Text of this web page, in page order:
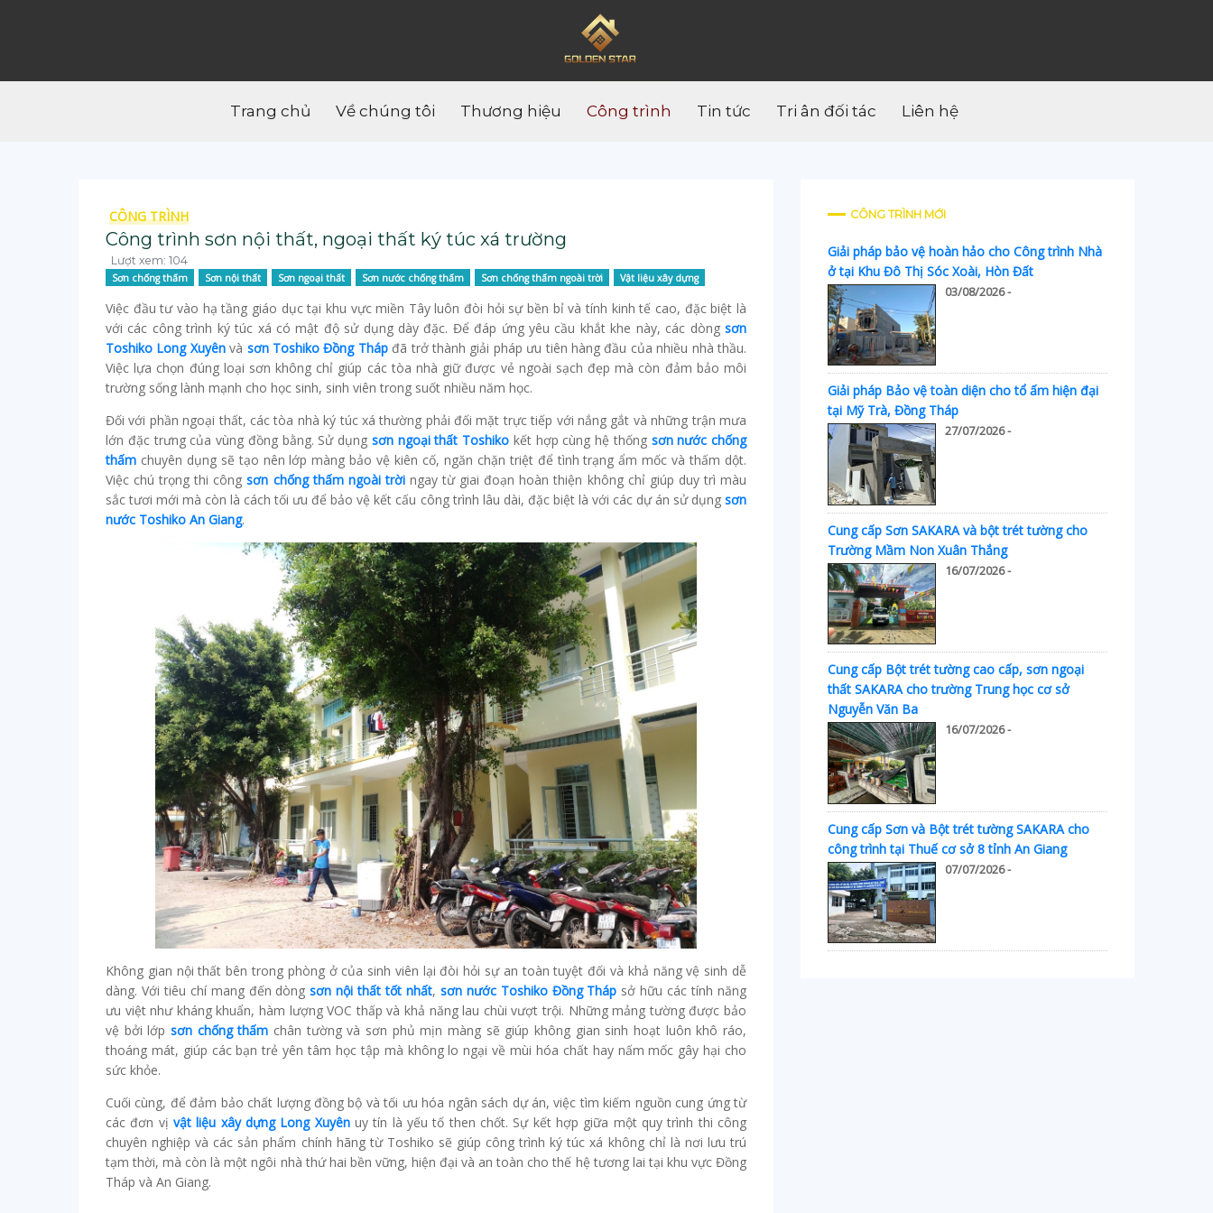
Trang chủ Về chúng tôi Thương hiệu Công trình Tin tức Tri ân đối tác Liên hệ
CÔNG TRÌNH
Công trình sơn nội thất, ngoại thất ký túc xá trường
Lượt xem: 104
Sơn chống thấm Sơn nội thất Sơn ngoại thất Sơn nước chống thấm Sơn chống thấm ngoài trời Vật liệu xây dựng
Việc đầu tư vào hạ tầng giáo dục tại khu vực miền Tây luôn đòi hỏi sự bền bỉ và tính kinh tế cao, đặc biệt là
với các công trình ký túc xá có mật độ sử dụng dày đặc. Để đáp ứng yêu cầu khắt khe này, các dòng sơn
Toshiko Long Xuyênvà sơn Toshiko Đồng Thápđã trở thành giải pháp ưu tiên hàng đầu của nhiều nhà thầu.
Việc lựa chọn đúng loại sơn không chỉ giúp các tòa nhà giữ được vẻ ngoài sạch đẹp mà còn đảm bảo môi
trường sống lành mạnh cho học sinh, sinh viên trong suốt nhiều năm học.
Đối với phần ngoại thất, các tòa nhà ký túc xá thường phải đối mặt trực tiếp với nắng gắt và những trận mưa
lớn đặc trưng của vùng đồng bằng. Sử dụng sơn ngoại thất Toshiko kết hợp cùng hệ thống sơn nước chống
thấm chuyên dụng sẽ tạo nên lớp màng bảo vệ kiên cố, ngăn chặn triệt để tình trạng ẩm mốc và thấm dột.
Việc chú trọng thi côngsơn chống thấm ngoài trờingay từ giai đoạn hoàn thiện không chỉ giúp duy trì màu
sắc tươi mới mà còn là cách tối ưu để bảo vệ kết cấu công trình lâu dài, đặc biệt là với các dự án sử dụng sơn
nước Toshiko An Giang.
Không gian nội thất bên trong phòng ở của sinh viên lại đòi hỏi sự an toàn tuyệt đối và khả năng vệ sinh dễ
dàng. Với tiêu chí mang đến dòngsơn nội thất tốt nhất, sơn nước Toshiko Đồng Tháp sở hữu các tính năng
ưu việt như kháng khuẩn, hàm lượng VOC thấp và khả năng lau chùi vượt trội. Những mảng tường được bảo
vệ bởi lớp sơn chống thấm chân tường và sơn phủ mịn màng sẽ giúp không gian sinh hoạt luôn khô ráo,
thoáng mát, giúp các bạn trẻ yên tâm học tập mà không lo ngại về mùi hóa chất hay nấm mốc gây hại cho
sức khỏe.
Cuối cùng, để đảm bảo chất lượng đồng bộ và tối ưu hóa ngân sách dự án, việc tìm kiếm nguồn cung ứng từ
các đơn vị vật liệu xây dựng Long Xuyênuy tín là yếu tố then chốt. Sự kết hợp giữa một quy trình thi công
chuyên nghiệp và các sản phẩm chính hãng từ Toshiko sẽ giúp công trình ký túc xá không chỉ là nơi lưu trú
tạm thời, mà còn là một ngôi nhà thứ hai bền vững, hiện đại và an toàn cho thế hệ tương lai tại khu vực Đồng
Tháp và An Giang.
CÔNG TRÌNH MỚI
Giải pháp bảo vệ hoàn hảo cho Công trình Nhà
ở tại Khu Đô Thị Sóc Xoài, Hòn Đất
03/08/2026 -
Giải pháp Bảo vệ toàn diện cho tổ ấm hiện đại
tại Mỹ Trà, Đồng Tháp
27/07/2026 -
Cung cấp Sơn SAKARA và bột trét tường cho
Trường Mầm Non Xuân Thắng
16/07/2026 -
Cung cấp Bột trét tường cao cấp, sơn ngoại
thất SAKARA cho trường Trung học cơ sở
Nguyễn Văn Ba
16/07/2026 -
Cung cấp Sơn và Bột trét tường SAKARA cho
công trình tại Thuế cơ sở 8 tỉnh An Giang
07/07/2026 -